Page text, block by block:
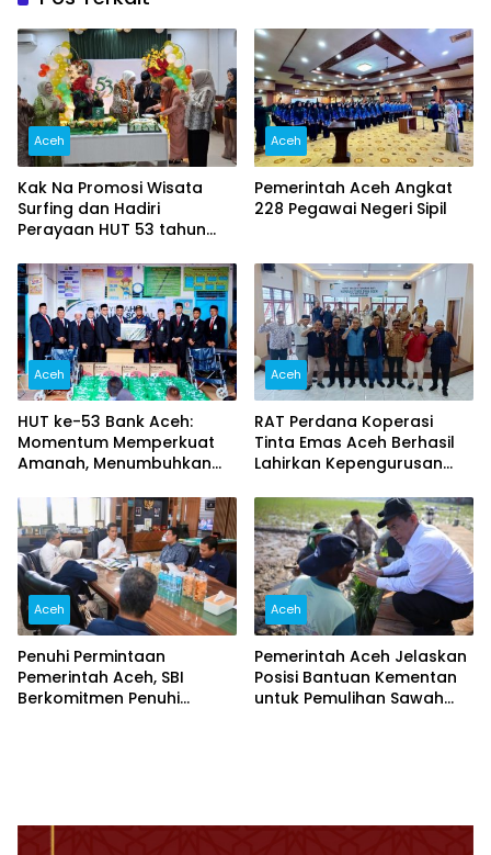
Aceh
Kak Na Promosi Wisata
Surfing dan Hadiri
Perayaan HUT 53 tahun
Aceh
Pemerintah Aceh Angkat
228 Pegawai Negeri Sipil
Aceh
HUT ke-53 Bank Aceh:
Momentum Memperkuat
Amanah, Menumbuhkan
Aceh
RAT Perdana Koperasi
Tinta Emas Aceh Berhasil
Lahirkan Kepengurusan
Aceh
Penuhi Permintaan
Pemerintah Aceh, SBI
Berkomitmen Penuhi
Aceh
Pemerintah Aceh Jelaskan
Posisi Bantuan Kementan
untuk Pemulihan Sawah